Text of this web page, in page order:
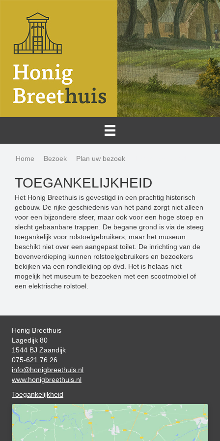
Home Bezoek Plan uw bezoek
TOEGANKELIJKHEID
Het Honig Breethuis is gevestigd in een prachtig historisch
gebouw. De rijke geschiedenis van het pand zorgt niet alleen
voor een bijzondere sfeer, maar ook voor een hoge stoep en
slecht gebaanbare trappen. De begane grond is via de steeg
toegankelijk voor rolstoelgebruikers, maar het museum
beschikt niet over een aangepast toilet. De inrichting van de
bovenverdieping kunnen rolstoelgebruikers en bezoekers
bekijken via een rondleiding op dvd. Het is helaas niet
mogelijk het museum te bezoeken met een scootmobiel of
een elektrische rolstoel.
Honig Breethuis
Lagedijk 80
1544 BJ Zaandijk
075-621 76 26
info@honigbreethuis.nl
www.honigbreethuis.nl
Toegankelijkheid